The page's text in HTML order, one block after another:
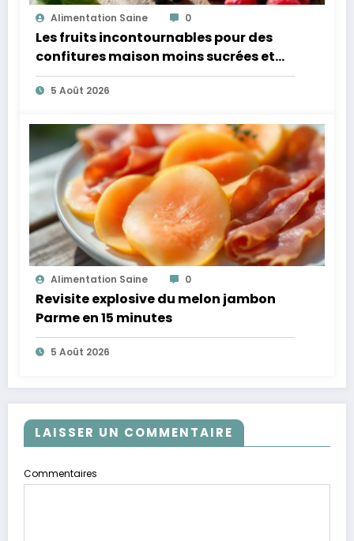
Alimentation Saine 0
Les fruits incontournables pour des
confitures maison moins sucrées et
plus légères
5 Août 2026
Alimentation Saine 0
Revisite explosive du melon jambon
Parme en 15 minutes
5 Août 2026
LAISSER UN COMMENTAIRE
Commentaires